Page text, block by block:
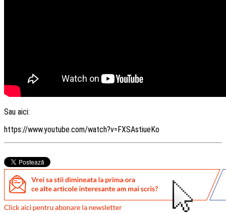
Sau aici:
https://www.youtube.com/watch?v=FXSAstiueKo